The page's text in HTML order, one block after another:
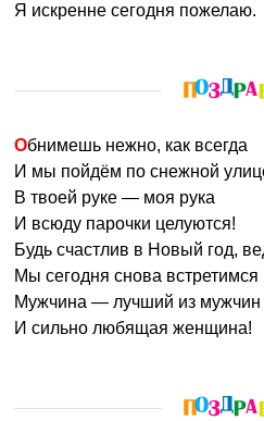
Я искренне сегодня пожелаю.
Обнимешь нежно, как всегда
И мы пойдём по снежной
В твоей руке — моя рука
И всюду парочки целуются!
Будь счастлив в Новый год,
Мы сегодня снова встретимся
Мужчина — лучший из мужчин
И сильно любящая женщина!